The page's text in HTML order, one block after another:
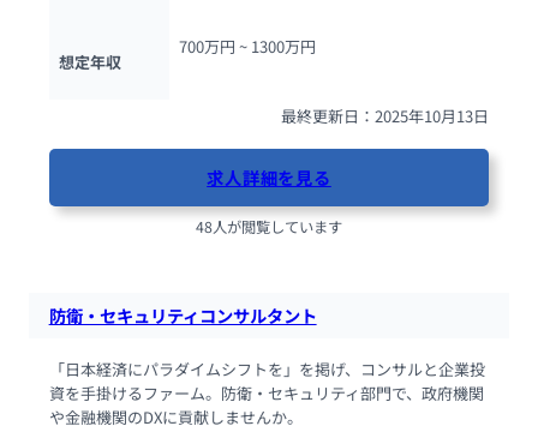
想定年収
700万円 ~ 1300万円
最終更新日：2025年10月13日
求人詳細を見る
48人が閲覧しています
防衛・セキュリティコンサルタント
「日本経済にパラダイムシフトを」を掲げ、コンサルと企業投
資を手掛けるファーム。防衛・セキュリティ部門で、政府機関
や金融機関のDXに貢献しませんか。